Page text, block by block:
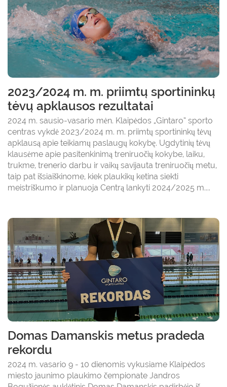
2023/2024 m. m. priimtų sportininkų
tėvų apklausos rezultatai
2024 m. sausio-vasario mėn. Klaipėdos „Gintaro“ sporto
centras vykdė 2023/2024 m. m. priimtų sportininkų tėvų
apklausą apie teikiamų paslaugų kokybę. Ugdytinių tėvų
klausėme apie pasitenkinimą treniruočių kokybe, laiku,
trukme, trenerio darbu ir vaikų savijauta treniruočių metu,
taip pat išsiaiškinome, kiek plaukikų ketina siekti
meistriškumo ir planuoja Centrą lankyti 2024/2025 m....
Domas Damanskis metus pradeda
rekordu
2024 m. vasario 9 - 10 dienomis vykusiame Klaipėdos
miesto jaunimo plaukimo čempionate Jandros